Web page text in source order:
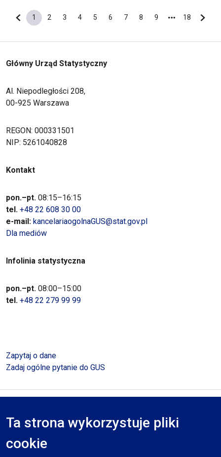
Ta strona wykorzystuje pliki
cookie
Poprzednia strona
Bieżąca strona
1
Strona
2
Strona
3
Strona
4
Strona
5
Strona
6
Strona
7
Strona
8
Strona
9
Ostatnia
18
Główny Urząd Statystyczny
Al. Niepodległości 208,
00-925 Warszawa
REGON: 000331501
NIP: 5261040828
Kontakt
pon.–pt. 08:15–16:15
tel. +48 22 608 30 00
e-mail: kancelariaogolnaGUS@stat.gov.pl
Dla mediów
Infolinia statystyczna
pon.–pt. 08:00–15:00
tel. +48 22 279 99 99
Zapytaj o dane
Zadaj ogólne pytanie do GUS
RODO